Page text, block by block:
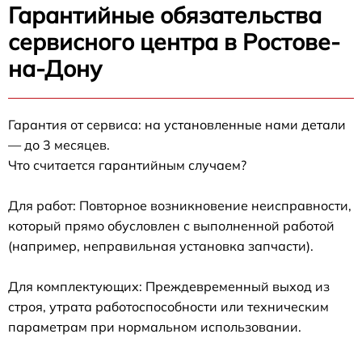
Гарантийные обязательства
сервисного центра в Ростове-
на-Дону
Гарантия от сервиса: на установленные нами детали
— до 3 месяцев.
Что считается гарантийным случаем?
Для работ: Повторное возникновение неисправности,
который прямо обусловлен с выполненной работой
(например, неправильная установка запчасти).
Для комплектующих: Преждевременный выход из
строя, утрата работоспособности или техническим
параметрам при нормальном использовании.